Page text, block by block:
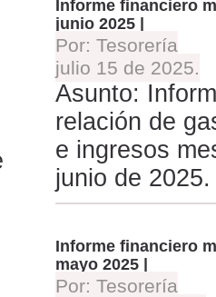
Informe financiero
junio 2025 |
Por: Tesorería
julio 15 de 2025.
Asunto:
relación de
e ingresos
junio de 2025.
Informe financiero
mayo 2025 |
Por: Tesorería